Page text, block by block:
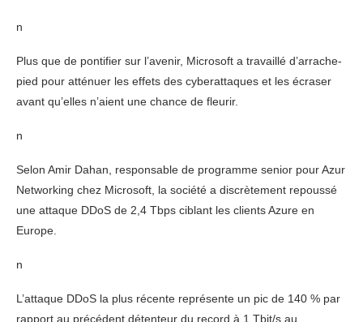
n
Plus que de pontifier sur l’avenir, Microsoft a travaillé d’arrache-
pied pour atténuer les effets des cyberattaques et les écraser
avant qu’elles n’aient une chance de fleurir.
n
Selon Amir Dahan, responsable de programme senior pour Azur
Networking chez Microsoft, la société a discrètement repoussé
une attaque DDoS de 2,4 Tbps ciblant les clients Azure en
Europe.
n
L’attaque DDoS la plus récente représente un pic de 140 % par
rapport au précédent détenteur du record à 1 Tbit/s au